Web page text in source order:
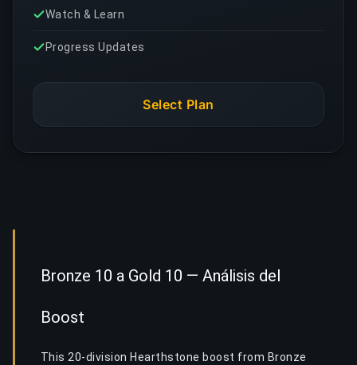
Watch & Learn
Progress Updates
Select Plan
Bronze 10 a Gold 10 — Análisis del
Boost
This 20-division Hearthstone boost from Bronze